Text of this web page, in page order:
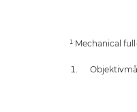
¹ Mechanical